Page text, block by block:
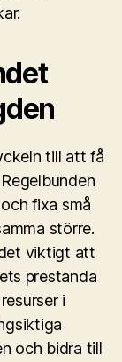
till att få
fixa små
större.
viktigt att
prestanda
i
och bidra till